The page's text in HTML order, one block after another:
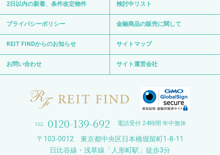
2日以内の新着、条件改定物件 検討中リスト
プライバシーポリシー 金融商品の販売に関して
REIT FINDからのお知らせ サイトマップ
お問い合わせ サイト運営会社
0120-139-692 電話受付 24時間 年中無休
〒103-0012 東京都中央区日本橋堀留町1-8-11
日比谷線・浅草線「人形町駅」徒歩3分